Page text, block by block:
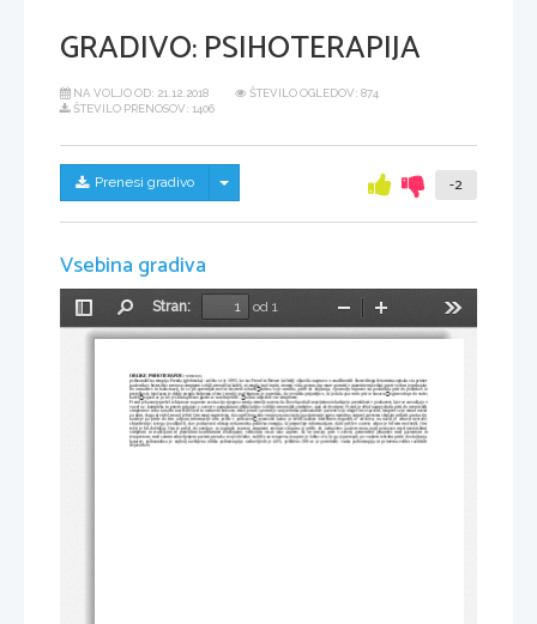
GRADIVO:PSIHOTERAPIJA
NA VOLJO OD: 21.12.2018
ŠTEVILO OGLEDOV: 874
ŠTEVILO PRENOSOV: 1406
Prenesi gradivo Skrij/prikaži meni -2
Vsebina gradiva
Preklopi
stransko
Stran:
od 1
Pomanjšaj
OBLIKE PSIHOTERAPIJE: xxxxxxx;
psihoanalična terapija Freuda (globinska): začela se je 1893, ko sta Freud in Breuer (učitelj) objavila razpravo o značilnostih histeričnega fenomena-opisala sta primer
pacientke s histerično nevrozo-simptomi so bili nevrotični kašelj, ni mogla jesti in piti, motnje vida, govora (ne more govoriti v materinem jeziku); proti večeru je prihajalo
do omračitev in halucinacij, ki so jih spremljali močni čustveni izbruhi
zadeva se je umirila, pride do olajšanja; s pomočjo hipnoze sta poskušala priti do podatkov iz
preteklosti; istočasno je dekle stregla bolnemu očetu (vzrok); pod hipnozo je povedala, da je videla prijateljico, ki je dala psu vodo piti iz kozarcaizgine odopr do vode;
kašeljpojavil se je, ko je slišala plesno glasbi iz sosednje hiše...počasi odpravili vse simptome;
Freud je kasneje prešel iz hipnoze na proste asociacije; njegova teorija temelji na tem, da človek potlači neprijetnoe izkušnje iz preteklosti v podzavest, kjer se zavozljajo v
vozel oz. kompleks in potem prijajajo v zavest v zamaskirani obliki-lahko v obliki nevrotskih simbolov, sanj ali dvotipov; Freud je delal naprej-skuša priti do nevrotskih
simptomov in na ta način razrešiti vozel in ozdraviti bolezen; delal je tudi s pomočjo sanj; tehnika psihoanalize: pacient se je ulegel in se sprostil, terapevt se je moral usesti
za njim, da ga ni videl, moral je biti čim manj sugestiven, da so prišle na dan vse proste asociacije; pacientom je sprva nerodno; najprej zavestno skušajo prikriti asociacije,
kasneje pa pride do tim. odpora-informacije niso prišle v podzavest ponavadi kadar je sledil kakšen konflikten dogodek iz otroštva; na način je zdravil nevroze,
shizofrenije; iz tega je zaključil, da v podzavesti obstaja neka močna psihična energija, ki preprečuje informacijam, da bi prišle v zavest; odpor je bil tem močnejši, čim
težji je bil doživljaj; čim je prišel do vzrokov, so izginjali osnovni simptomi nevroze-sčasoma je prišlo do ozdravitve; pacient mora najti povezavo med nevrotskimi
simptomi in reakcijami in preteklimi konfliktnimi izkušnjami; velikokrat stvari tako zaplete, da ne morejo priti v zavest; pomemben jetransfer med pacientom in
terapevtom; med samim zdravljenjem pacient prenaša svoje občutke, stališča na terapevta; terapevt je lahko oče, ki ga je pretepal; po vsakem izbruhu pride do olajšanja-
katarze; psihoanaliza je najbolj razširjena oblika psihoterapije; ozdravljivih je 44%, približno 200 ur je potrebnih; vsaka psihoterapija ni primerna-veliko različnih
dejavnikov;